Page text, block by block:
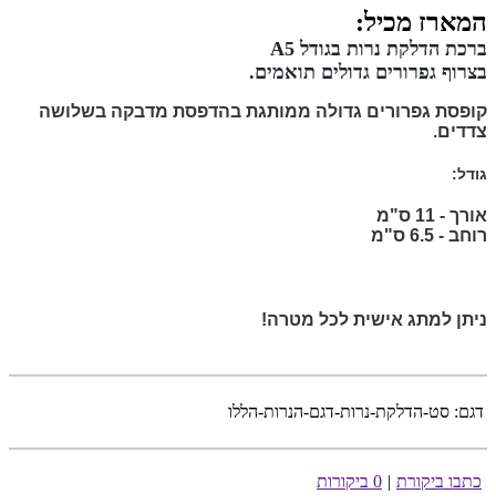
המארז מכיל:
ברכת הדלקת נרות בגודל A5
בצרוף גפרורים גדולים תואמים.
קופסת גפרורים גדולה ממותגת בהדפסת מדבקה בשלושה
צדדים.
גודל:
אורך - 11 ס"מ
רוחב - 6.5 ס"מ
ניתן למתג אישית לכל מטרה!
דגם: סט-הדלקת-נרות-דגם-הנרות-הללו
כתבו ביקורת | 0 ביקורות